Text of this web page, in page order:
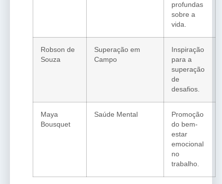
profundas
sobre a
vida.
Robson de
Souza
Superação em
Campo
Inspiração
para a
superação
de
desafios.
Maya
Bousquet
Saúde Mental
Promoção
do bem-
estar
emocional
no
trabalho.